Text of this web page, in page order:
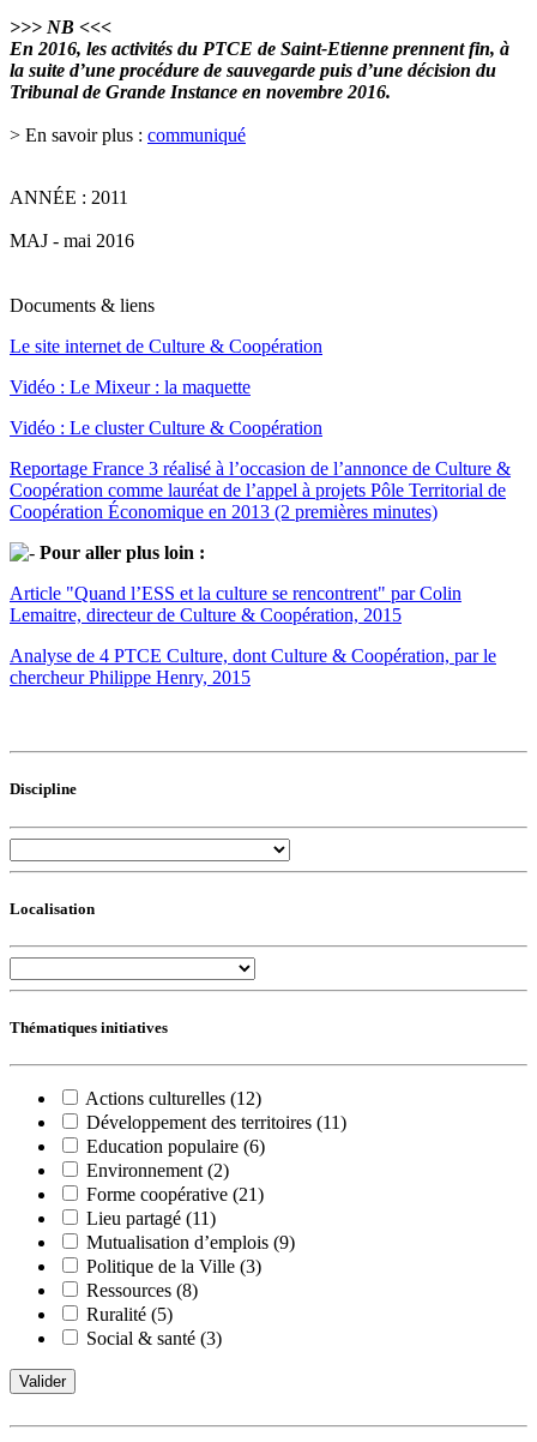
>>> NB <<<
En 2016, les activités du PTCE de Saint-Etienne prennent fin, à
la suite d’une procédure de sauvegarde puis d’une décision du
Tribunal de Grande Instance en novembre 2016.
> En savoir plus : communiqué
ANNÉE : 2011
MAJ - mai 2016
Documents & liens
Le site internet de Culture & Coopération
Vidéo : Le Mixeur : la maquette
Vidéo : Le cluster Culture & Coopération
Reportage France 3 réalisé à l’occasion de l’annonce de Culture &
Coopération comme lauréat de l’appel à projets Pôle Territorial de
Coopération Économique en 2013 (2 premières minutes)
Pour aller plus loin :
Article "Quand l’ESS et la culture se rencontrent" par Colin
Lemaitre, directeur de Culture & Coopération, 2015
Analyse de 4 PTCE Culture, dont Culture & Coopération, par le
chercheur Philippe Henry, 2015
Discipline
Localisation
Thématiques initiatives
Actions culturelles (12)
Développement des territoires (11)
Education populaire (6)
Environnement (2)
Forme coopérative (21)
Lieu partagé (11)
Mutualisation d’emplois (9)
Politique de la Ville (3)
Ressources (8)
Ruralité (5)
Social & santé (3)
Valider